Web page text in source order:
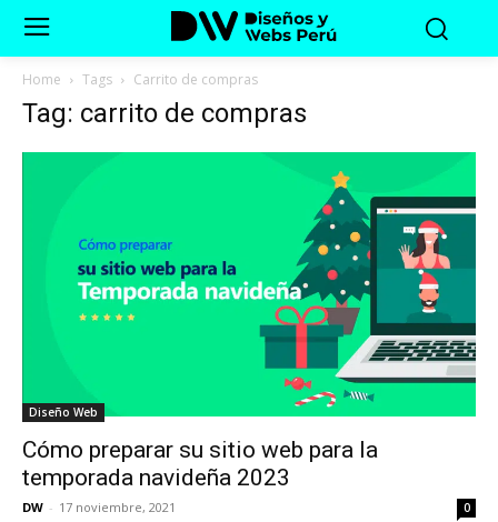
Home Tags Carrito de compras
Tag: carrito de compras
Diseño Web
Cómo preparar su sitio web para la
temporada navideña 2023
DW - 17 noviembre, 2021 0